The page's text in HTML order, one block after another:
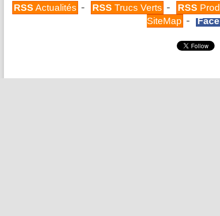
RSS Actualités - RSS Trucs Verts - RSS
SiteMap -